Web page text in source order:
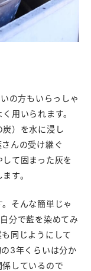
の方もいらっしゃ
用いられます。
）を水に浸し
んの受け継ぐ
して固まった灰を
す。
そんな簡単じゃ
分で藍を染めてみ
同じようにして
3年くらいは分か
しているので